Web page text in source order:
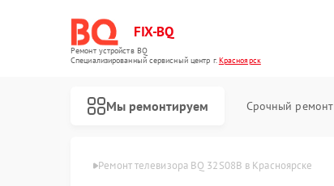
FIX-BQ
Ремонт устройств BQ
Специализированный cервисный центр г.Красноярск
Мы ремонтируем Срочный ремонт
BQ в Красноярске Ремонт телевизора BQ 32S08B в Красноярске